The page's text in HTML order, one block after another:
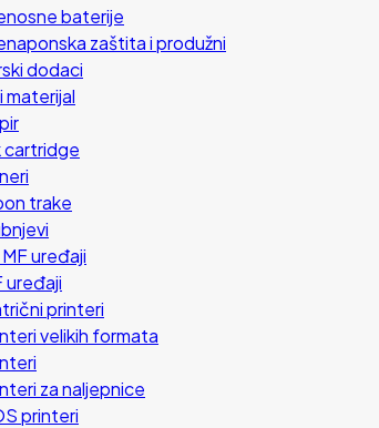
baterije
zaštita i produžni
dodaci
materijal
cartridge
trake
uređaji
uređaji
printeri
velikih formata
za naljepnice
printeri